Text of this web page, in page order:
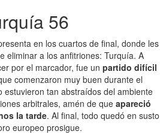
56
en los cuartos de final, donde les
eliminar a los anfitriones: Turquía. A
por el marcador, fue un partido difícil
comenzaron muy buen durante el
estuvieron tan abstraídos del ambiente
arbitrales, amén de que apareció
la tarde. Al final, todo quedó en susto
europeo prosigue.